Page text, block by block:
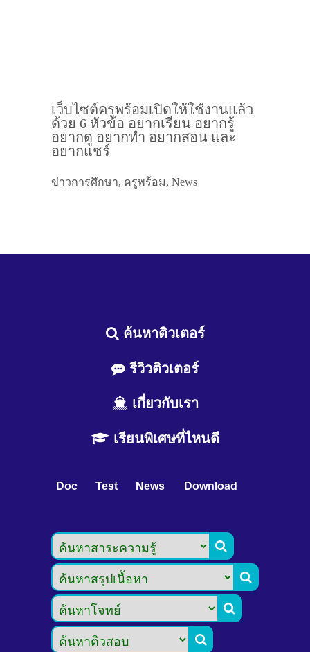
เว็บไซต์ครูพร้อมเปิดให้ใช้งานแล้ว
ด้วย 6 หัวข้อ อยากเรียน อยากรู้
อยากดู อยากทำ อยากสอน และ
อยากแชร์
ข่าวการศึกษา, ครูพร้อม, News
ค้นหาติวเตอร์
รีวิวติวเตอร์
เกี่ยวกับเรา
เรียนพิเศษที่ไหนดี
Doc Test News Download



